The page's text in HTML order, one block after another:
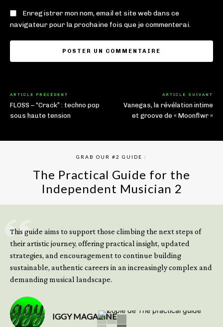
Enregistrer mon nom, email et site web dans ce
navigateur pour la prochaine fois que je commenterai.
ARTICLE PRÉCÉDENT
FLOSS – “Crack” : techno pop
sous haute tension
ARTICLE SUIVANT
Vanegas, la révélation intime
et groove de « Moonflwr »
GRAB OUR #2 GUIDE :
The Practical Guide for the
Independent Musician 2
This guide aims to support those climbing the next steps of
their artistic journey, offering practical insight, updated
strategies, and encouragement to continue building
sustainable, authentic careers in an increasingly complex and
demanding musical landscape.
IGGY MAGAZINE